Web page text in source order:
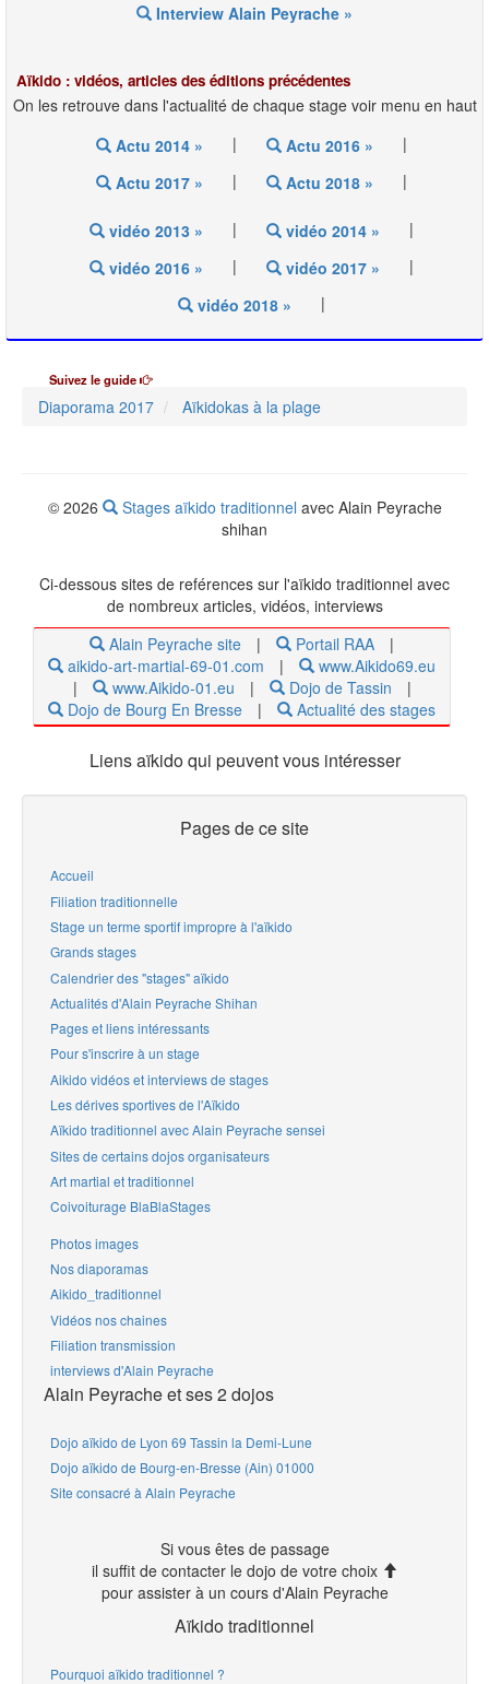
Interview Alain Peyrache »
Aïkido : vidéos, articles des éditions précédentes
On les retrouve dans l'actualité de chaque stage voir menu en haut
Actu 2014 »
| Actu 2016 »
|
Actu 2017 »
| Actu 2018 » |
vidéo 2013 » | vidéo 2014 »
|
vidéo 2016 »
| vidéo 2017 »
|
vidéo 2018 »
|
Suivez le guide
Diaporama 2017 Aïkidokas à la plage
© 2026 Stages aïkido traditionnel avec Alain Peyrache
shihan
Ci-dessous sites de reférences sur l'aïkido traditionnel avec
de nombreux articles, vidéos, interviews
Alain Peyrache site
| Portail RAA
|
aikido-art-martial-69-01.com
|
www.Aikido69.eu
|
www.Aikido-01.eu | Dojo de Tassin
|
Dojo de Bourg En Bresse
| Actualité des stages
Liens aïkido qui peuvent vous intéresser
Pages de ce site
Accueil
Filiation traditionnelle
Stage un terme sportif impropre à l'aïkido
Grands stages
Calendrier des "stages" aïkido
Actualités d'Alain Peyrache Shihan
Pages et liens intéressants
Pour s'inscrire à un stage
Aikido vidéos et interviews de stages
Les dérives sportives de l'Aïkido
Aïkido traditionnel avec Alain Peyrache sensei
Sites de certains dojos organisateurs
Art martial et traditionnel
Coivoiturage BlaBlaStages
Photos images
Nos diaporamas
Aikido_traditionnel
Vidéos nos chaines
Filiation transmission
interviews d'Alain Peyrache
Alain Peyrache et ses 2 dojos
Dojo aïkido de Lyon 69 Tassin la Demi-Lune
Dojo aïkido de Bourg-en-Bresse (Ain) 01000
Site consacré à Alain Peyrache
Si vous êtes de passage
il suffit de contacter le dojo de votre choix
pour assister à un cours d'Alain Peyrache
Aïkido traditionnel
Pourquoi aïkido traditionnel ?